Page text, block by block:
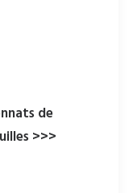
de
>>>